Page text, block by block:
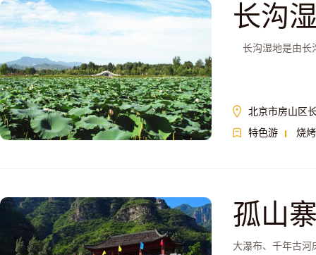
长沟
长沟湿地是由长
北京市房山区
特色游
烧烤
孤山
大瀑布、千年古河